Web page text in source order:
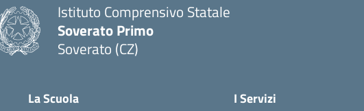
Istituto Comprensivo Statale
Soverato Primo
Soverato (CZ)
La Scuola I Servizi